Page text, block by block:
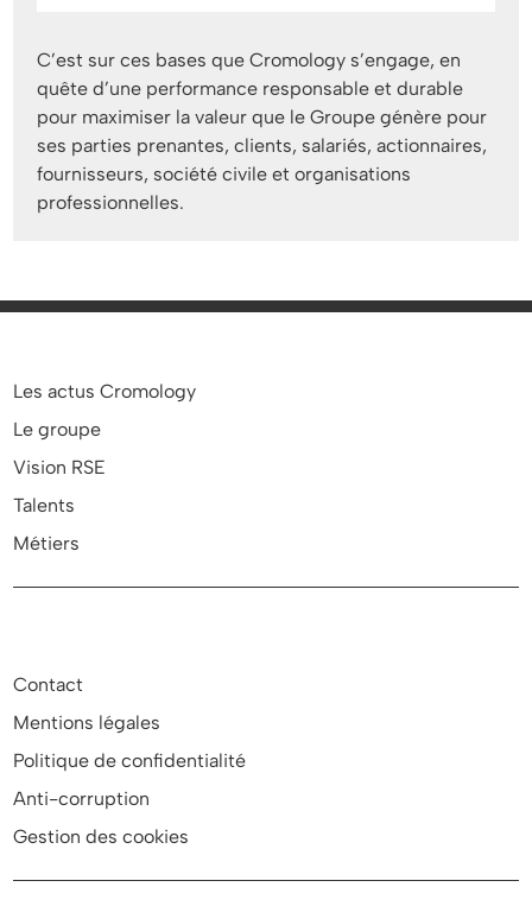
C’est sur ces bases que Cromology s’engage, en
quête d’une performance responsable et durable
pour maximiser la valeur que le Groupe génère pour
ses parties prenantes, clients, salariés, actionnaires,
fournisseurs, société civile et organisations
professionnelles.
Les actus Cromology
Le groupe
Vision RSE
Talents
Métiers
Contact
Mentions légales
Politique de confidentialité
Anti-corruption
Gestion des cookies